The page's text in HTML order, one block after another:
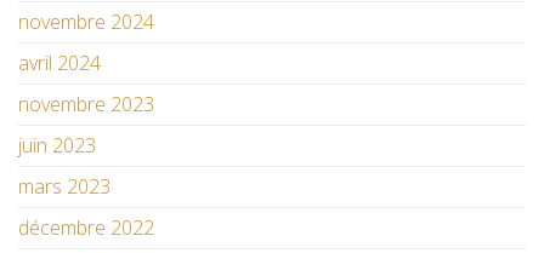
novembre 2024
avril 2024
novembre 2023
juin 2023
mars 2023
décembre 2022